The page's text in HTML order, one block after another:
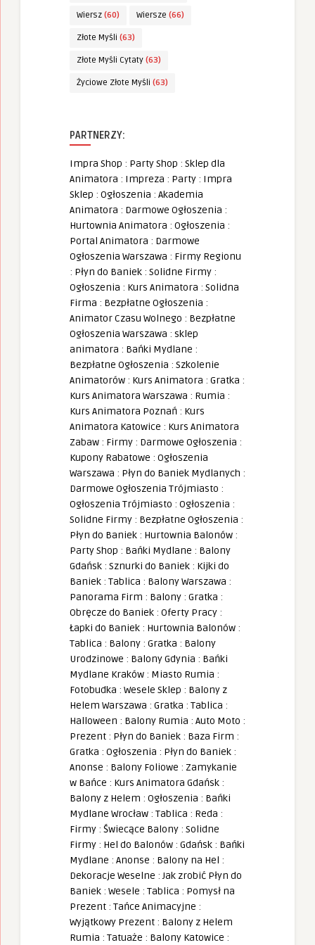
Wiersz (60) Wiersze (66)
Złote Myśli (63)
Złote Myśli Cytaty (63)
Życiowe Złote Myśli (63)
PARTNERZY:
Impra Shop : Party Shop : Sklep dla
Animatora : Impreza : Party : Impra
Sklep : Ogłoszenia : Akademia
Animatora : Darmowe Ogłoszenia :
Hurtownia Animatora : Ogłoszenia :
Portal Animatora : Darmowe
Ogłoszenia Warszawa : Firmy Regionu
: Płyn do Baniek : Solidne Firmy :
Ogłoszenia : Kurs Animatora : Solidna
Firma : Bezpłatne Ogłoszenia :
Animator Czasu Wolnego : Bezpłatne
Ogłoszenia Warszawa : sklep
animatora : Bańki Mydlane :
Bezpłatne Ogłoszenia : Szkolenie
Animatorów : Kurs Animatora : Gratka :
Kurs Animatora Warszawa : Rumia :
Kurs Animatora Poznań : Kurs
Animatora Katowice : Kurs Animatora
Zabaw : Firmy : Darmowe Ogłoszenia :
Kupony Rabatowe : Ogłoszenia
Warszawa : Płyn do Baniek Mydlanych :
Darmowe Ogłoszenia Trójmiasto :
Ogłoszenia Trójmiasto : Ogłoszenia :
Solidne Firmy : Bezpłatne Ogłoszenia :
Płyn do Baniek : Hurtownia Balonów :
Party Shop : Bańki Mydlane : Balony
Gdańsk : Sznurki do Baniek : Kijki do
Baniek : Tablica : Balony Warszawa :
Panorama Firm : Balony : Gratka :
Obręcze do Baniek : Oferty Pracy :
Łapki do Baniek : Hurtownia Balonów :
Tablica : Balony : Gratka : Balony
Urodzinowe : Balony Gdynia : Bańki
Mydlane Kraków : Miasto Rumia :
Fotobudka : Wesele Sklep : Balony z
Helem Warszawa : Gratka : Tablica :
Halloween : Balony Rumia : Auto Moto :
Prezent : Płyn do Baniek : Baza Firm :
Gratka : Ogłoszenia : Płyn do Baniek :
Anonse : Balony Foliowe : Zamykanie
w Bańce : Kurs Animatora Gdańsk :
Balony z Helem : Ogłoszenia : Bańki
Mydlane Wrocław : Tablica : Reda :
Firmy : Świecące Balony : Solidne
Firmy : Hel do Balonów : Gdańsk : Bańki
Mydlane : Anonse : Balony na Hel :
Dekoracje Weselne :Jak zrobić Płyn do
Baniek : Wesele : Tablica : Pomysł na
Prezent : Tańce Animacyjne :
Wyjątkowy Prezent : Balony z Helem
Rumia : Tatuaże : Balony Katowice :